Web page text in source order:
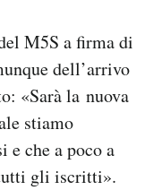
M5S a firma di
dell’arrivo
«Sarà la nuova
stiamo
e che a poco a
gli iscritti».